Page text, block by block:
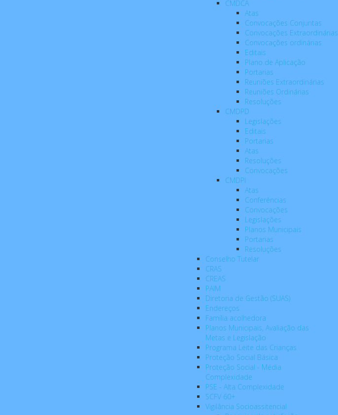
CMDCA
Atas
Convocações Conjuntas
Convocações Extraordinárias
Convocações ordinárias
Editais
Plano de Aplicação
Portarias
Reuniões Extraordinárias
Reuniões Ordinárias
Resoluções
CMDPD
Legislações
Editais
Portarias
Atas
Resoluções
Convocações
CMDPI
Atas
Conferências
Convocações
Legislações
Planos Municipais
Portarias
Resoluções
Conselho Tutelar
CRAS
CREAS
PAIM
Diretoria de Gestão (SUAS)
Endereços
Família acolhedora
Planos Municipais, Avaliação das
Metas e Legislação
Programa Leite das Crianças
Proteção Social Básica
Proteção Social - Média
Complexidade
PSE - Alta Complexidade
SCFV 60+
Vigilância Socioassitencial